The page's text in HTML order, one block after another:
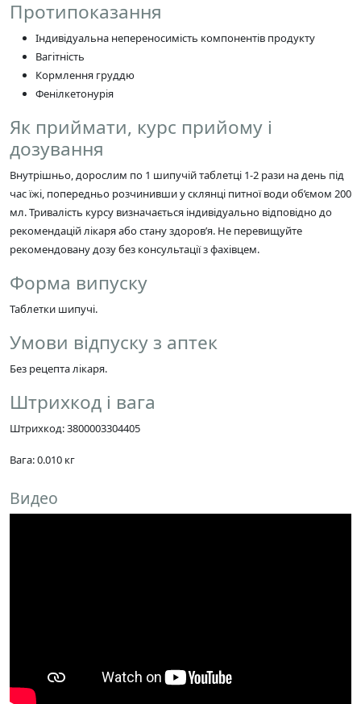
Протипоказання
Індивідуальна непереносимість компонентів продукту
Вагітність
Кормлення груддю
Фенілкетонурія
Як приймати, курс прийому і
дозування
Внутрішньо, дорослим по 1 шипучій таблетці 1-2 рази на день під
час їжі, попередньо розчинивши у склянці питної води об’ємом 200
мл. Тривалість курсу визначається індивідуально відповідно до
рекомендацій лікаря або стану здоров’я. Не перевищуйте
рекомендовану дозу без консультації з фахівцем.
Форма випуску
Таблетки шипучі.
Умови відпуску з аптек
Без рецепта лікаря.
Штрихкод і вага
Штрихкод: 3800003304405
Вага: 0.010 кг
Видео